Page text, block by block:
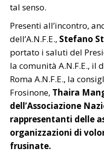
tal senso.
Presenti all’incontro,
dell’A.N.F.E., Stefano
portato i saluti del
la comunità A.N.F.E., il
Roma A.N.F.E., la
Frosinone, Thaira
dell’Associazione
rappresentanti delle
organizzazioni di
frusinate.